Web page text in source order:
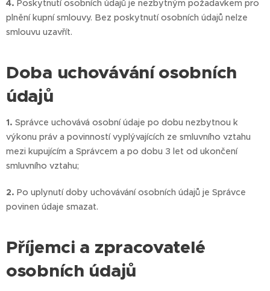
4. Poskytnutí osobních údajů je nezbytným požadavkem pro
plnění kupní smlouvy. Bez poskytnutí osobních údajů nelze
smlouvu uzavřít.
Doba uchovávání osobních
údajů
1. Správce uchovává osobní údaje po dobu nezbytnou k
výkonu práv a povinností vyplývajících ze smluvního vztahu
mezi kupujícím a Správcem a po dobu 3 let od ukončení
smluvního vztahu;
2. Po uplynutí doby uchovávání osobních údajů je Správce
povinen údaje smazat.
Příjemci a zpracovatelé
osobních údajů